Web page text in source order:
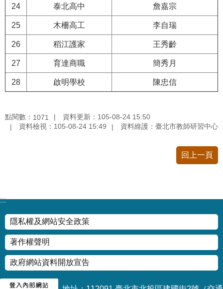
首
頁
English
陳
情
系
常
見
通
雙
語
詞
彙
隱
24 泰北高中 詹嘉宗
25 木柵高工 李自瑞
26 稻江護家 王秀齡
27 育達商職 簡秀月
28 啟明學校 陳忠信
點閱數： 1071
資料更新：105-08-24 15:50
資料檢視：105-08-24 15:49
資料維護：臺北市教師研習中心
回上一頁
:::
隱私權及網站安全政策
著作權聲明
政府網站資料開放宣告